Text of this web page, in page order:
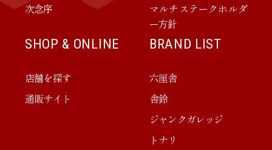
次念序
マルチステークホルダ
ー方針
SHOP & ONLINE
店舗を探す
通販サイト
BRAND LIST
六厘舎
舎鈴
ジャンクガレッジ
トナリ